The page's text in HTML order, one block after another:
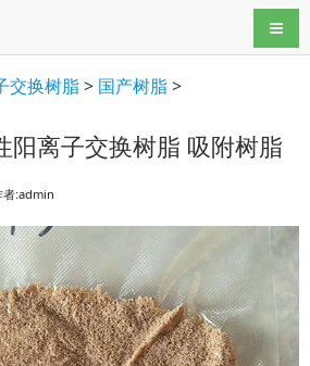
导航
交换树脂> 国产树脂>
阳离子交换树脂 吸附树脂
者:admin